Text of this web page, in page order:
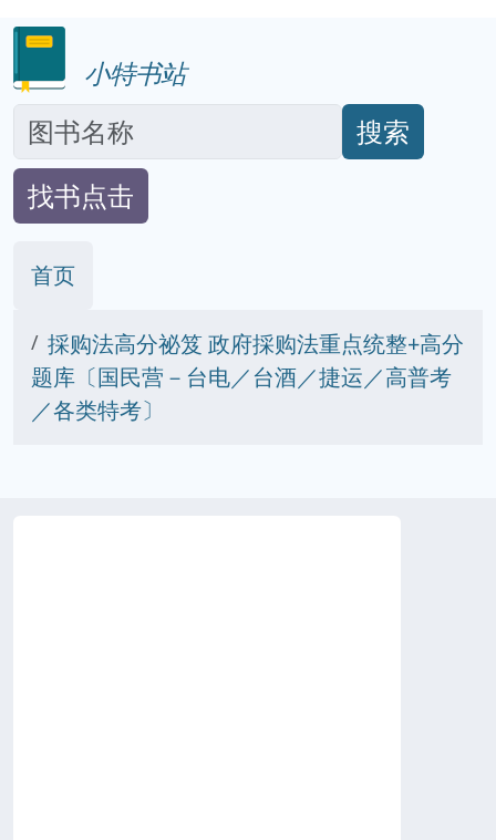
小特书站
搜索
找书点击
首页
採购法高分祕笈 政府採购法重点统整+高分
题库〔国民营－台电／台酒／捷运／高普考
／各类特考〕